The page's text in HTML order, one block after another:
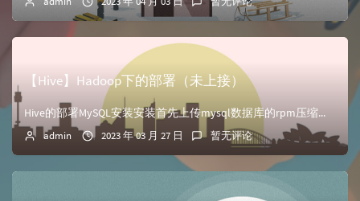
【Hive】Hadoop下的部署（未上接）
Hive的部署MySQL安装安装首先上传mysql数据库的rpm压缩包到主机/opt/software//解压缩包到当前目录中 [root@master-...
admin 2023 年 03 月 27 日 暂无评论